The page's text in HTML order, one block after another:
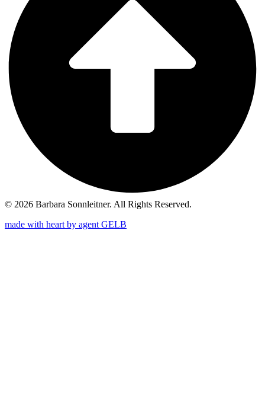
© 2026 Barbara Sonnleitner. All Rights Reserved.
made with heart by agent GELB